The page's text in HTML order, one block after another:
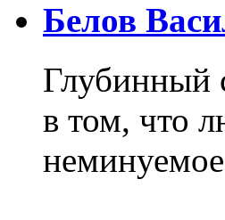
Белов
Глубинный
в том, что